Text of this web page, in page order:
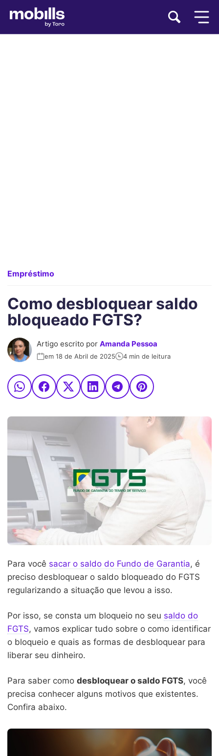
Empréstimo
Como desbloquear saldo
bloqueado FGTS?
Artigo escrito por Amanda Pessoa
em 18 de Abril de 2025 4 min de leitura
Para você sacar o saldo do Fundo de Garantia, é
preciso desbloquear o saldo bloqueado do FGTS
regularizando a situação que levou a isso.
Por isso, se consta um bloqueio no seu saldo do
FGTS, vamos explicar tudo sobre o como identificar
o bloqueio e quais as formas de desbloquear para
liberar seu dinheiro.
Para saber como desbloquear o saldo FGTS, você
precisa conhecer alguns motivos que existentes.
Confira abaixo.